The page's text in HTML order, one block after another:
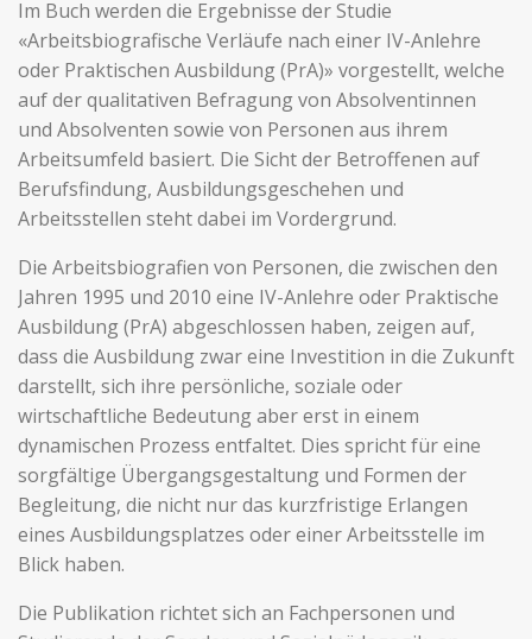
Im Buch werden die Ergebnisse der Studie
«Arbeitsbiografische Verläufe nach einer IV-Anlehre
oder Praktischen Ausbildung (PrA)» vorgestellt, welche
auf der qualitativen Befragung von Absolventinnen
und Absolventen sowie von Personen aus ihrem
Arbeitsumfeld basiert. Die Sicht der Betroffenen auf
Berufsfindung, Ausbildungsgeschehen und
Arbeitsstellen steht dabei im Vordergrund.
Die Arbeitsbiografien von Personen, die zwischen den
Jahren 1995 und 2010 eine IV-Anlehre oder Praktische
Ausbildung (PrA) abgeschlossen haben, zeigen auf,
dass die Ausbildung zwar eine Investition in die Zukunft
darstellt, sich ihre persönliche, soziale oder
wirtschaftliche Bedeutung aber erst in einem
dynamischen Prozess entfaltet. Dies spricht für eine
sorgfältige Übergangsgestaltung und Formen der
Begleitung, die nicht nur das kurzfristige Erlangen
eines Ausbildungsplatzes oder einer Arbeitsstelle im
Blick haben.
Die Publikation richtet sich an Fachpersonen und